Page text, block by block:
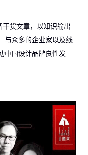
货文章，以知识输出
与众多的企业家以及线
中国设计品牌良性发